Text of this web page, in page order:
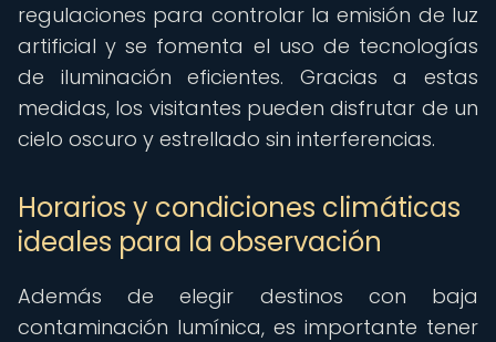
regulaciones para controlar la emisión de luz
artificial y se fomenta el uso de tecnologías
de iluminación eficientes. Gracias a estas
medidas, los visitantes pueden disfrutar de un
cielo oscuro y estrellado sin interferencias.
Horarios y condiciones climáticas
ideales para la observación
Además de elegir destinos con baja
contaminación lumínica, es importante tener